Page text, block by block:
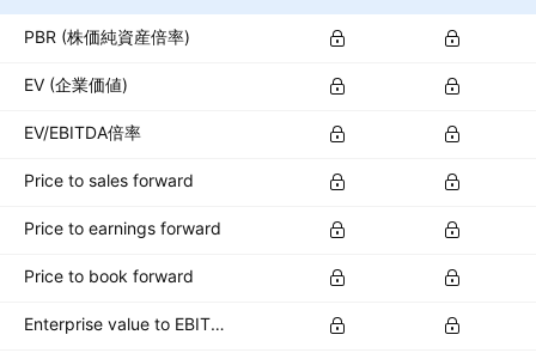
PBR (株価純資産倍率)
EV (企業価値)
EV/EBITDA倍率
Price to sales forward
Price to earnings forward
Price to book forward
Enterprise value to EBITDA forward